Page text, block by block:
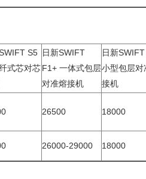
S5
式芯对芯
日新SWIFT
F1+ 一体式包层
对准熔接机
日新
小型包层对
接机
26500 18000
26000-29000 18000